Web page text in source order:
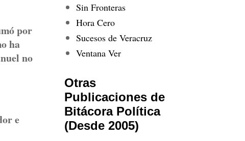
por
ha
no
e
Sin Fronteras
Hora Cero
Sucesos de Veracruz
Ventana Ver
Otras
Publicaciones de
Bitácora Política
(Desde 2005)